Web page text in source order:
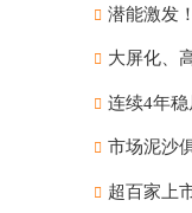
潜能激发
大屏化、
连续4年
市场泥沙
超百家上